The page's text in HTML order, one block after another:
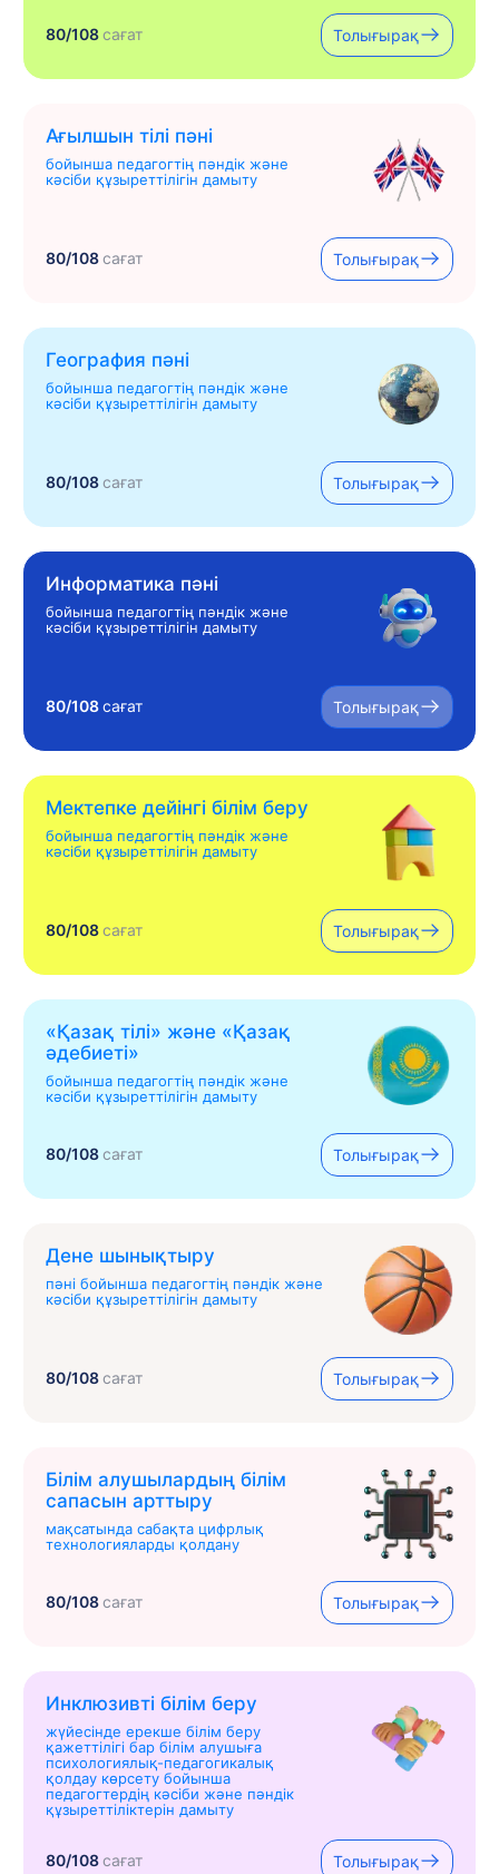
80/108сағат Толығырақ
Ағылшын тілі пәні
бойынша педагогтің пәндік және
кәсіби құзыреттілігін дамыту
80/108сағат Толығырақ
География пәні
бойынша педагогтің пәндік және
кәсіби құзыреттілігін дамыту
80/108сағат Толығырақ
Информатика пәні
бойынша педагогтің пәндік және
кәсіби құзыреттілігін дамыту
80/108сағат Толығырақ
Мектепке дейінгі білім беру
бойынша педагогтің пәндік және
кәсіби құзыреттілігін дамыту
80/108сағат Толығырақ
«Қазақ тілі» жəне «Қазақ
əдебиеті»
бойынша педагогтің пәндік және
кәсіби құзыреттілігін дамыту
80/108сағат Толығырақ
Дене шынықтыру
пәні бойынша педагогтің пәндік және
кәсіби құзыреттілігін дамыту
80/108сағат Толығырақ
Білім алушылардың білім
сапасын арттыру
мақсатында сабақта цифрлық
технологияларды қолдану
80/108сағат Толығырақ
Инклюзивті білім беру
жүйесінде ерекше білім беру
қажеттілігі бар білім алушыға
психологиялық-педагогикалық
қолдау көрсету бойынша
педагогтердің кәсіби және пәндік
құзыреттіліктерін дамыту
80/108сағат Толығырақ